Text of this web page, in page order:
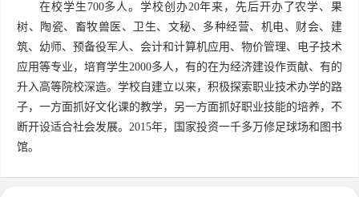
在校学生700多人。学校创办20年来，先后开办了农学、果
树、陶瓷、畜牧兽医、卫生、文秘、多种经营、机电、财会、建
筑、幼师、预备役军人、会计和计算机应用、物价管理、电子技术
应用等专业，培育学生2000多人，有的在为经济建设作贡献、有的
升入高等院校深造。学校自建立以来，积极探索职业技术办学的路
子，一方面抓好文化课的教学，另一方面抓好职业技能的培养，不
断开设适合社会发展。2015年，国家投资一千多万修足球场和图书
馆。